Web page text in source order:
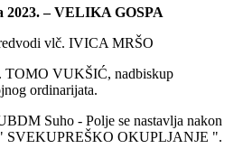
2023. – VELIKA GOSPA
vlč. IVICA MRŠO
TOMO VUKŠIĆ, nadbiskup
ordinarijata.
Suho - Polje se nastavlja nakon
" SVEKUPREŠKO OKUPLJANJE ".